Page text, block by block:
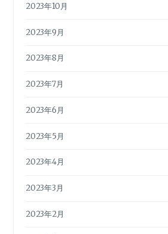
2023年10月
2023年9月
2023年8月
2023年7月
2023年6月
2023年5月
2023年4月
2023年3月
2023年2月